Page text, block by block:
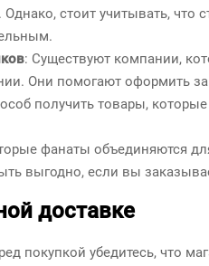
стоит учитывать,
: Существуют компании,
Они помогают оформить
получить товары,
фанаты объединяются
выгодно, если вы
доставке
покупкой убедитесь, что